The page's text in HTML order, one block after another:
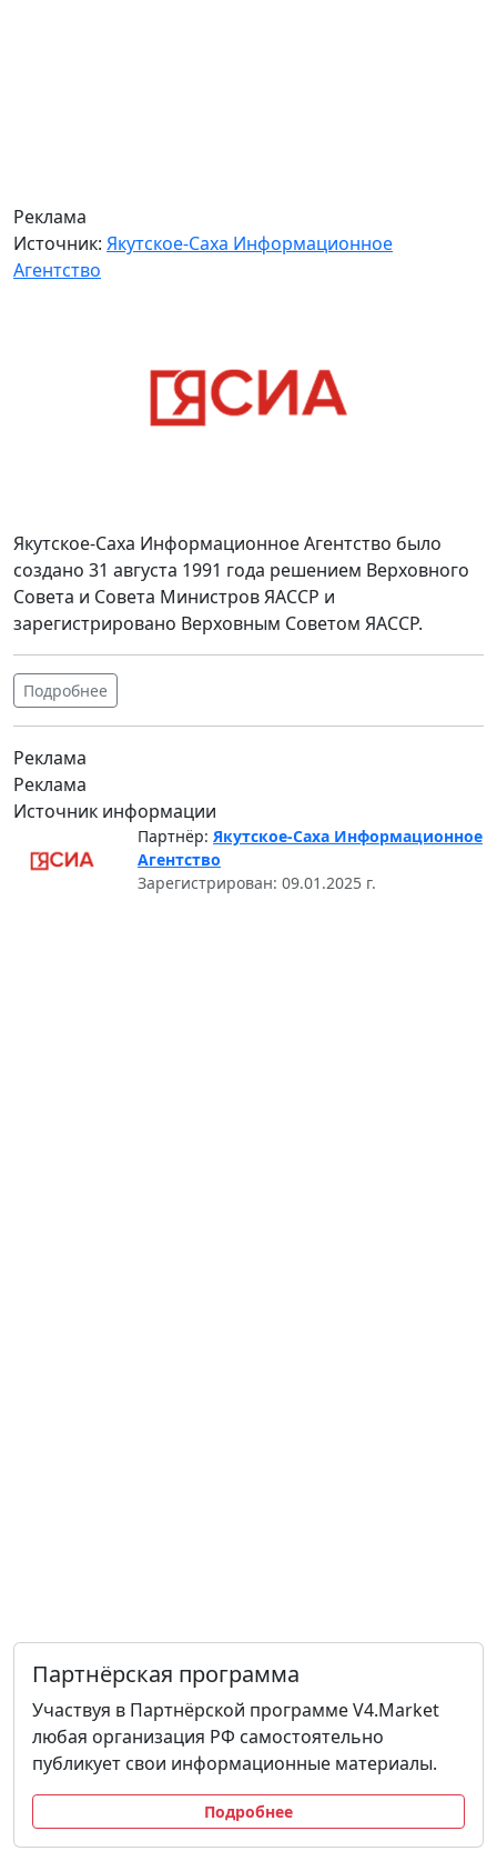
Реклама
Источник: Якутское-Саха Информационное
Агентство
Якутское-Саха Информационное Агентство было
создано 31 августа 1991 года решением Верховного
Совета и Совета Министров ЯАССР и
зарегистрировано Верховным Советом ЯАССР.
Подробнее
Реклама
Реклама
Источник информации
Партнёр: Якутское-Саха Информационное
Агентство
Зарегистрирован: 09.01.2025 г.
Партнёрская программа
Участвуя в Партнёрской программе V4.Market
любая организация РФ самостоятельно
публикует свои информационные материалы.
Подробнее